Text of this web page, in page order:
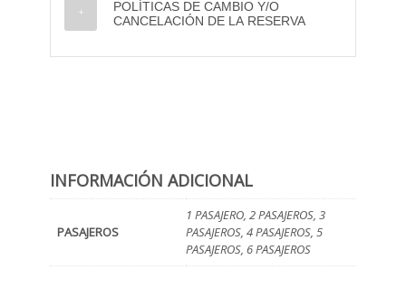
POLÍTICAS DE CAMBIO Y/O
CANCELACIÓN DE LA RESERVA
INFORMACIÓN ADICIONAL
PASAJEROS
1 PASAJERO, 2 PASAJEROS, 3
PASAJEROS, 4 PASAJEROS, 5
PASAJEROS, 6 PASAJEROS